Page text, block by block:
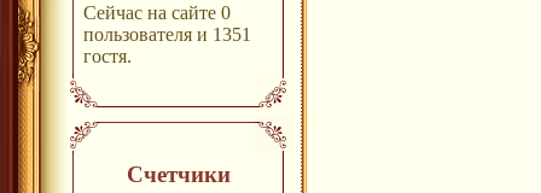
Сейчас на сайте 0
пользователя и 1351
гостя.
Счетчики